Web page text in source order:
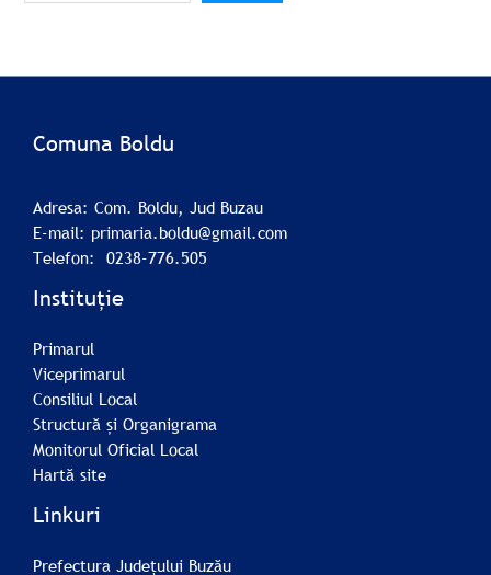
Comuna Boldu
Adresa: Com. Boldu, Jud Buzau
E-mail: primaria.boldu@gmail.com
Telefon: 0238-776.505
Instituție
Primarul
Viceprimarul
Consiliul Local
Structură și Organigrama
Monitorul Oficial Local
Hartă site
Linkuri
Prefectura Județului Buzău